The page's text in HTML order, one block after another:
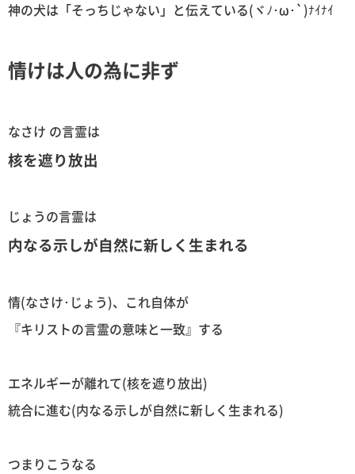
神の犬は「そっちじゃない」と伝えている(ヾﾉ･ω･`)ﾅｲﾅｲ
情けは人の為に非ず
なさけ の言霊は
核を遮り放出
じょうの言霊は
内なる示しが自然に新しく生まれる
情(なさけ･じょう)、これ自体が
『キリストの言霊の意味と一致』する
エネルギーが離れて(核を遮り放出)
統合に進む(内なる示しが自然に新しく生まれる)
つまりこうなる